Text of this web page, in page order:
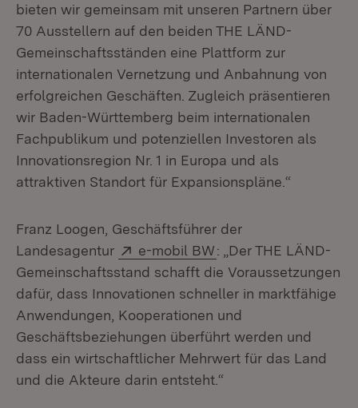
bieten wir gemeinsam mit unseren Partnern über
70 Ausstellern auf den beiden THE LÄND-
Gemeinschaftsständen eine Plattform zur
internationalen Vernetzung und Anbahnung von
erfolgreichen Geschäften. Zugleich präsentieren
wir Baden-Württemberg beim internationalen
Fachpublikum und potenziellen Investoren als
Innovationsregion Nr. 1 in Europa und als
attraktiven Standort für Expansionspläne.“
Franz Loogen, Geschäftsführer der
Landesagentur
Extern:
e-mobil BW(Öffnet in neuem
: „Der THE LÄND-
Gemeinschaftsstand schafft die Voraussetzungen
dafür, dass Innovationen schneller in marktfähige
Anwendungen, Kooperationen und
Geschäftsbeziehungen überführt werden und
dass ein wirtschaftlicher Mehrwert für das Land
und die Akteure darin entsteht.“